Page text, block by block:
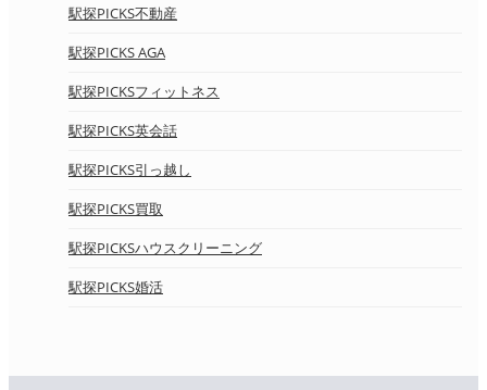
駅探PICKS不動産
駅探PICKS AGA
駅探PICKSフィットネス
駅探PICKS英会話
駅探PICKS引っ越し
駅探PICKS買取
駅探PICKSハウスクリーニング
駅探PICKS婚活